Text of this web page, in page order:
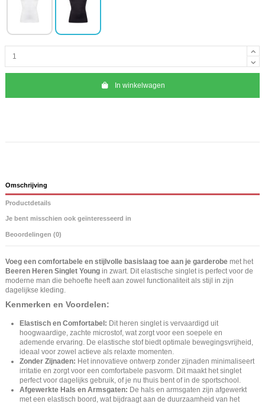
In winkelwagen
Omschrijving
Productdetails
Je bent misschien ook geïnteresseerd in
Beoordelingen (0)
Voeg een comfortabele en stijlvolle basislaag toe aan je garderobe met het
Beeren Heren Singlet Young in zwart. Dit elastische singlet is perfect voor de
moderne man die behoefte heeft aan zowel functionaliteit als stijl in zijn
dagelijkse kleding.
Kenmerken en Voordelen:
Elastisch en Comfortabel: Dit heren singlet is vervaardigd uit
hoogwaardige, zachte microstof, wat zorgt voor een soepele en
ademende ervaring. De elastische stof biedt optimale bewegingsvrijheid,
ideaal voor zowel actieve als relaxte momenten.
Zonder Zijnaden: Het innovatieve ontwerp zonder zijnaden minimaliseert
irritatie en zorgt voor een comfortabele pasvorm. Dit maakt het singlet
perfect voor dagelijks gebruik, of je nu thuis bent of in de sportschool.
Afgewerkte Hals en Armsgaten: De hals en armsgaten zijn afgewerkt
met een elastisch boord, wat bijdraagt aan de duurzaamheid van het